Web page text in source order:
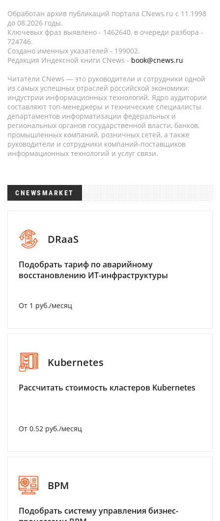
Обработан архив публикаций портала CNews.ru c 11.1998
до 08.2026 годы.
Ключевых фраз выявлено - 1462640, в очереди разбора -
724746.
Создано именных указателей - 199002.
Редакция Индексной книги CNews - book@cnews.ru
Читатели CNews — это руководители и сотрудники одной
из самых успешных отраслей российской экономики:
индустрии информационных технологий. Ядро аудитории
составляют топ-менеджеры и технические специалисты
департаментов информатизации федеральных и
региональных органов государственной власти, банков,
промышленных компаний, розничных сетей, а также
руководители и сотрудники компаний-поставщиков
информационных технологий и услуг связи.
CNEWSMARKET
DRaaS
Подобрать тариф по аварийному
восстановлению ИТ-инфраструктуры
От 1 руб./месяц
Kubernetes
Рассчитать стоимость кластеров Kubernetes
От 0.52 руб./месяц
BPM
Подобрать систему управления бизнес-